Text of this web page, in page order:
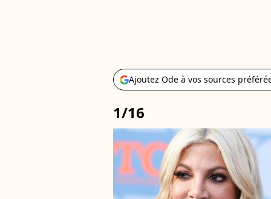
Ajoutez Ode à vos sources
1/16